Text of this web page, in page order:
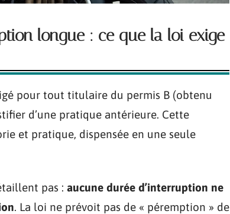
longue : ce que la loi exige
pour tout titulaire du permis B (obtenu
d’une pratique antérieure. Cette
et pratique, dispensée en une seule
pas : aucune durée d’interruption ne
. La loi ne prévoit pas de « péremption » de